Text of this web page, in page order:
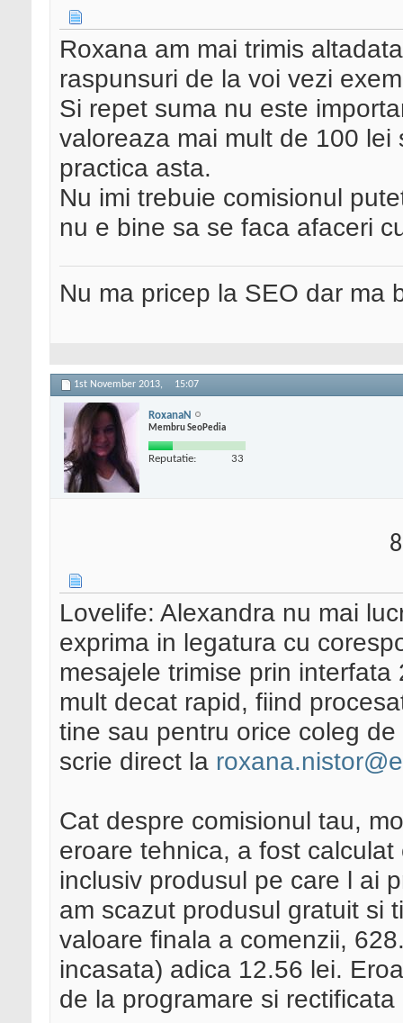
Roxana am mai trimis
raspunsuri de la voi vezi
Si repet suma nu este
valoreaza mai mult de 100
practica asta.
Nu imi trebuie comisionul
nu e bine sa se faca afaceri
Nu ma pricep la SEO dar ma
1st November 2013, 15:07
RoxanaN
Membru SeoPedia
Reputatie: 33
Lovelife: Alexandra nu mai
exprima in legatura cu
mesajele trimise prin
mult decat rapid, fiind
tine sau pentru orice coleg
scrie direct la
Cat despre comisionul tau,
eroare tehnica, a fost
inclusiv produsul pe care l ai
am scazut produsul gratuit si
valoare finala a comenzii,
incasata) adica 12.56 lei.
de la programare si rectificata